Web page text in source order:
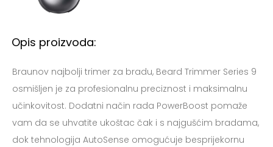
Opis proizvoda:
Braunov najbolji trimer za bradu, Beard Trimmer Series 9
osmišljen je za profesionalnu preciznost i maksimalnu
učinkovitost. Dodatni način rada PowerBoost pomaže
vam da se uhvatite ukoštac čak i s najgušćim bradama,
dok tehnologija AutoSense omogućuje besprijekornu